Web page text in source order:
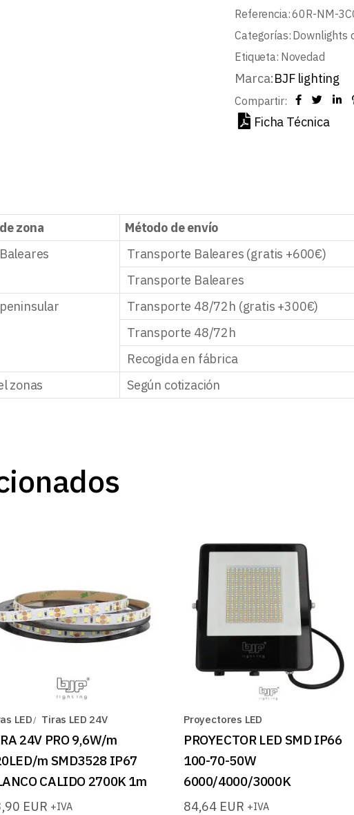
Referencia:60R-NM-
Categorías: Downlights
Etiqueta: Novedad
Marca:BJF lighting
Compartir:
Ficha Técnica
zona Método de envío
Transporte Baleares (gratis +600€)
Transporte Baleares
Transporte 48/72h (gratis +300€)
Transporte 48/72h
Recogida en fábrica
zonas
Según cotización
LED Tiras LED 24V
24V PRO 9,6W/m
m SMD3528 IP67
CALIDO 2700K 1m
EUR +IVA
Proyectores LED
PROYECTOR LED SMD IP66
100-70-50W
6000/4000/3000K
84,64 EUR +IVA